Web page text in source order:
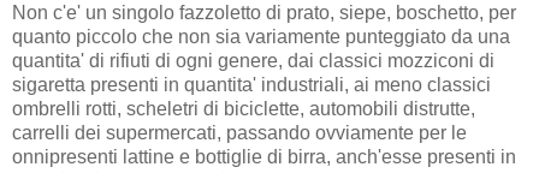
Non c'e' un singolo fazzoletto di prato, siepe, boschetto, per
quanto piccolo che non sia variamente punteggiato da una
quantita' di rifiuti di ogni genere, dai classici mozziconi di
sigaretta presenti in quantita' industriali, ai meno classici
ombrelli rotti, scheletri di biciclette, automobili distrutte,
carrelli dei supermercati, passando ovviamente per le
onnipresenti lattine e bottiglie di birra, anch'esse presenti in